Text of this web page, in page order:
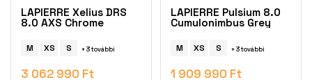
LAPIERRE Xelius DRS
8.0 AXS Chrome
M XS S + 3 további
3 062 990 Ft
LAPIERRE Pulsium 8.0
Cumulonimbus Grey
M XS S + 3 további
1 909 990 Ft